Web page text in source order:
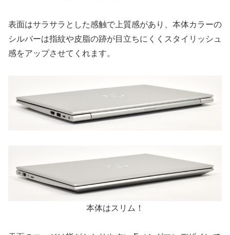
表面はサラサラとした感触で上質感があり、本体カラーの
シルバーは指紋や皮脂の跡が目立ちにくくスタイリッシュ
感をアップさせてくれます。
本体はスリム！